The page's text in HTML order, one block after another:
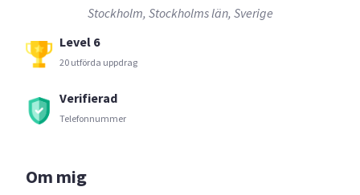
Stockholm, Stockholms län, Sverige
Level 6
20 utförda uppdrag
Verifierad
Telefonnummer
Om mig